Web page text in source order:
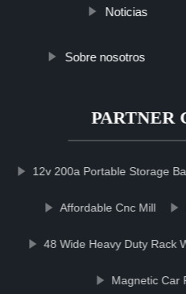
Noticias
Sobre nosotros
PARTNER
12v 200a Portable Storage
Affordable Cnc Mill
48 Wide Heavy Duty Rack
Magnetic Car